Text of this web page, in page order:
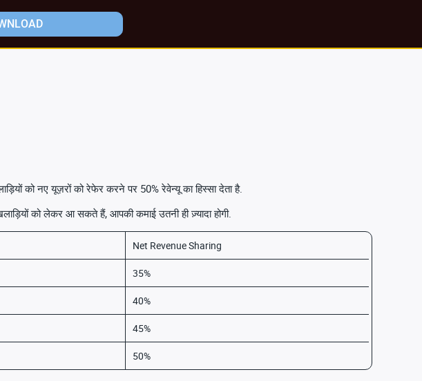
को नए यूज़रों को रेफेर करने पर 50% रेवेन्यू का हिस्सा देता है.
को लेकर आ सकते हैं, आपकी कमाई उतनी ही ज़्यादा होगी.
Net Revenue Sharing
35%
40%
45%
50%